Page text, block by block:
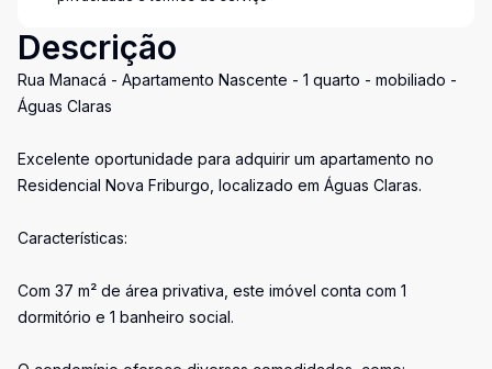
Descrição
Rua Manacá - Apartamento Nascente - 1 quarto - mobiliado -
Águas Claras
Excelente oportunidade para adquirir um apartamento no
Residencial Nova Friburgo, localizado em Águas Claras.
Características:
Com 37 m² de área privativa, este imóvel conta com 1
dormitório e 1 banheiro social.